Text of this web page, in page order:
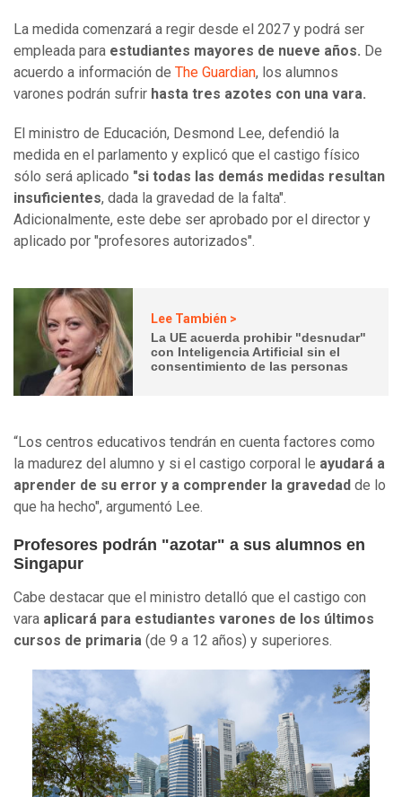
La medida comenzará a regir desde el 2027 y podrá ser
empleada para estudiantes mayores de nueve años. De
acuerdo a información de The Guardian, los alumnos
varones podrán sufrir hasta tres azotes con una vara.
El ministro de Educación, Desmond Lee, defendió la
medida en el parlamento y explicó que el castigo físico
sólo será aplicado "si todas las demás medidas resultan
insuficientes, dada la gravedad de la falta".
Adicionalmente, este debe ser aprobado por el director y
aplicado por "profesores autorizados".
Lee También >
La UE acuerda prohibir "desnudar"
con Inteligencia Artificial sin el
consentimiento de las personas
“Los centros educativos tendrán en cuenta factores como
la madurez del alumno y si el castigo corporal le ayudará a
aprender de su error y a comprender la gravedad de lo
que ha hecho", argumentó Lee.
Profesores podrán "azotar" a sus alumnos en
Singapur
Cabe destacar que el ministro detalló que el castigo con
vara aplicará para estudiantes varones de los últimos
cursos de primaria (de 9 a 12 años) y superiores.